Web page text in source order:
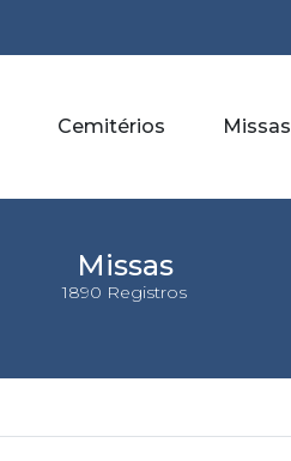
Cemitérios Missas
Missas
1890 Registros